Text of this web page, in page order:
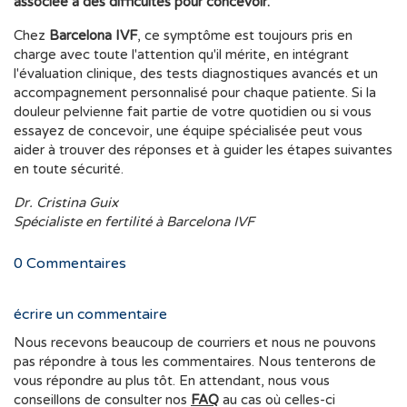
Chez Barcelona IVF, ce symptôme est toujours pris en
charge avec toute l'attention qu'il mérite, en intégrant
l'évaluation clinique, des tests diagnostiques avancés et un
accompagnement personnalisé pour chaque patiente. Si la
douleur pelvienne fait partie de votre quotidien ou si vous
essayez de concevoir, une équipe spécialisée peut vous
aider à trouver des réponses et à guider les étapes suivantes
en toute sécurité.
Dr. Cristina Guix
Spécialiste en fertilité à Barcelona IVF
0 Commentaires
écrire un commentaire
Nous recevons beaucoup de courriers et nous ne pouvons
pas répondre à tous les commentaires. Nous tenterons de
vous répondre au plus tôt. En attendant, nous vous
conseillons de consulter nos FAQ au cas où celles-ci